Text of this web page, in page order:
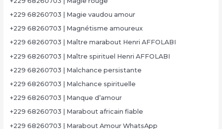
+229 68260703 | Magie vaudou amour
+229 68260703 | Magnétisme amoureux
+229 68260703 | Maître marabout Henri AFFOLABI
+229 68260703 | Maître spirituel Henri AFFOLABI
+229 68260703 | Malchance persistante
+229 68260703 | Malchance spirituelle
+229 68260703 | Manque d’amour
+229 68260703 | Marabout africain fiable
+229 68260703 | Marabout Amour WhatsApp